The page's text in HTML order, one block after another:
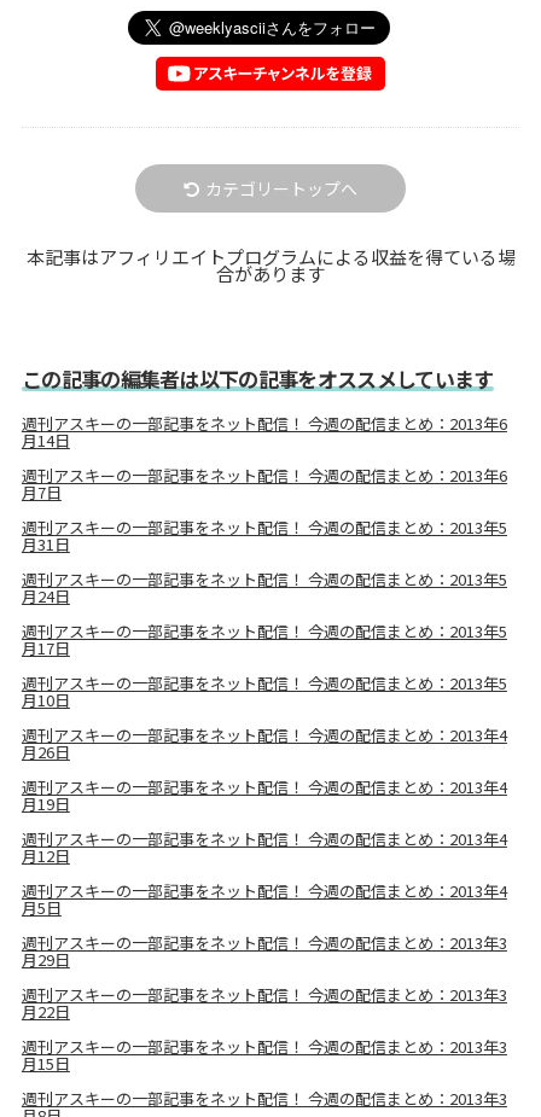
カテゴリートップへ
本記事はアフィリエイトプログラムによる収益を得ている場
合があります
この記事の編集者は以下の記事をオススメしています
週刊アスキーの一部記事をネット配信！ 今週の配信まとめ：2013年6
月14日
週刊アスキーの一部記事をネット配信！ 今週の配信まとめ：2013年6
月7日
週刊アスキーの一部記事をネット配信！ 今週の配信まとめ：2013年5
月31日
週刊アスキーの一部記事をネット配信！ 今週の配信まとめ：2013年5
月24日
週刊アスキーの一部記事をネット配信！ 今週の配信まとめ：2013年5
月17日
週刊アスキーの一部記事をネット配信！ 今週の配信まとめ：2013年5
月10日
週刊アスキーの一部記事をネット配信！ 今週の配信まとめ：2013年4
月26日
週刊アスキーの一部記事をネット配信！ 今週の配信まとめ：2013年4
月19日
週刊アスキーの一部記事をネット配信！ 今週の配信まとめ：2013年4
月12日
週刊アスキーの一部記事をネット配信！ 今週の配信まとめ：2013年4
月5日
週刊アスキーの一部記事をネット配信！ 今週の配信まとめ：2013年3
月29日
週刊アスキーの一部記事をネット配信！ 今週の配信まとめ：2013年3
月22日
週刊アスキーの一部記事をネット配信！ 今週の配信まとめ：2013年3
月15日
週刊アスキーの一部記事をネット配信！ 今週の配信まとめ：2013年3